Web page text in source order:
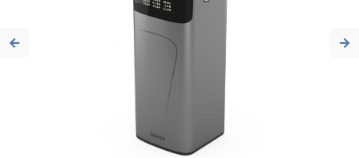
Previous